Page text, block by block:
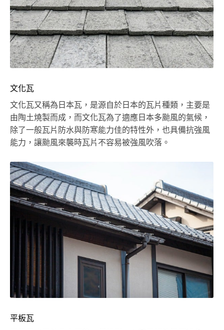
文化瓦
文化瓦又稱為日本瓦，是源自於日本的瓦片種類，主要是
由陶土燒製而成，而文化瓦為了適應日本多颱風的氣候，
除了一般瓦片防水與防寒能力佳的特性外，也具備抗強風
能力，讓颱風來襲時瓦片不容易被強風吹落。
平板瓦